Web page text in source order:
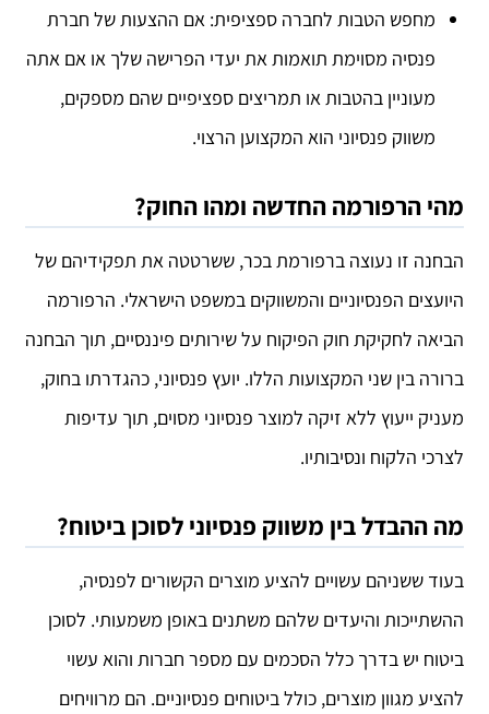
מחפש הטבות לחברה ספציפית: אם ההצעות של חברת
פנסיה מסוימת תואמות את יעדי הפרישה שלך או אם אתה
מעוניין בהטבות או תמריצים ספציפיים שהם מספקים,
משווק פנסיוני הוא המקצוען הרצוי.
מהי הרפורמה החדשה ומהו החוק?
הבחנה זו נעוצה ברפורמת בכר, ששרטטה את תפקידיהם של
היועצים הפנסיוניים והמשווקים במשפט הישראלי. הרפורמה
הביאה לחקיקת חוק הפיקוח על שירותים פיננסיים, תוך הבחנה
ברורה בין שני המקצועות הללו. יועץ פנסיוני, כהגדרתו בחוק,
מעניק ייעוץ ללא זיקה למוצר פנסיוני מסוים, תוך עדיפות
לצרכי הלקוח ונסיבותיו.
מה ההבדל בין משווק פנסיוני לסוכן ביטוח?
בעוד ששניהם עשויים להציע מוצרים הקשורים לפנסיה,
ההשתייכות והיעדים שלהם משתנים באופן משמעותי. לסוכן
ביטוח יש בדרך כלל הסכמים עם מספר חברות והוא עשוי
להציע מגוון מוצרים, כולל ביטוחים פנסיוניים. הם מרוויחים